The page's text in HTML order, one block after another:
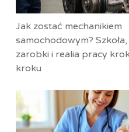
Jak zostać mechanikiem
samochodowym?
zarobki i realia pracy
kroku